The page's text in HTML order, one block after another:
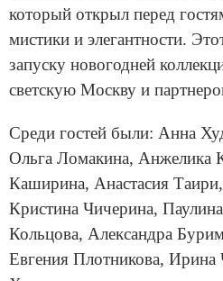
который открыл перед
мистики и элегантности.
запуску новогодней
светскую Москву и
Среди гостей были: Анна
Ольга Ломакина, Анжелика
Каширина, Анастасия
Кристина Чичерина,
Кольцова, Александра
Евгения Плотникова, Ирина